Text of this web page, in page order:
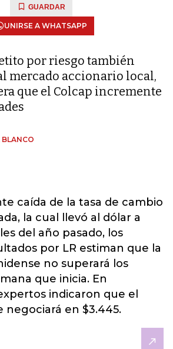
GUARDAR
UNIRSE A WHATSAPP
por riesgo también
mercado accionario local,
que el Colcap incremente
BLANCO
caída de la tasa de cambio
la cual llevó al dólar a
del año pasado, los
por LR estiman que la
no superará los
que inicia. En
indicaron que el
negociará en $3.445.